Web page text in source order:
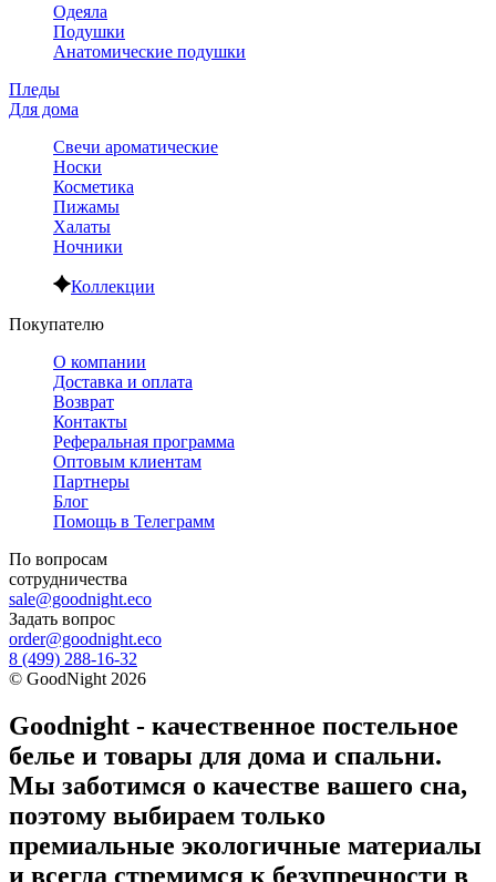
Одеяла
Подушки
Анатомические подушки
Пледы
Для дома
Свечи ароматические
Носки
Косметика
Пижамы
Халаты
Ночники
Коллекции
Покупателю
О компании
Доставка и оплата
Возврат
Контакты
Реферальная программа
Оптовым клиентам
Партнеры
Блог
Помощь в Телеграмм
По вопросам
сотрудничества
sale@goodnight.eco
Задать вопрос
order@goodnight.eco
8 (499) 288-16-32
© GoodNight 2026
Goodnight - качественное постельное
белье и товары для дома и спальни.
Мы заботимся о качестве вашего сна,
поэтому выбираем только
премиальные экологичные материалы
и всегда стремимся к безупречности в